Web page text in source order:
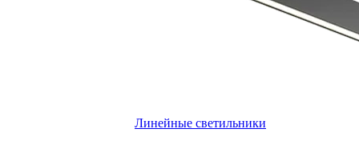
Линейные светильники